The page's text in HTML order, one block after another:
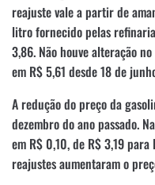
reajuste vale a partir de
litro fornecido pelas
3,86. Não houve alteração
em R$ 5,61 desde 18 de
A redução do preço da
dezembro do ano passado.
em R$ 0,10, de R$ 3,19
reajustes aumentaram o